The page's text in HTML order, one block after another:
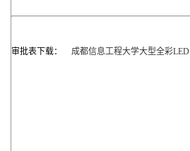
审批表下载： 成都信息工程大学大型全彩